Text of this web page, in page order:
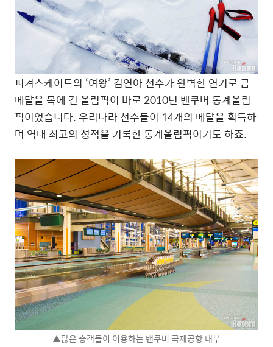
피겨스케이트의 ‘여왕’ 김연아 선수가 완벽한 연기로 금
메달을 목에 건 올림픽이 바로 2010년 밴쿠버 동계올림
픽이었습니다. 우리나라 선수들이 14개의 메달을 획득하
며 역대 최고의 성적을 기록한 동계올림픽이기도 하죠.
▲많은 승객들이 이용하는 밴쿠버 국제공항 내부